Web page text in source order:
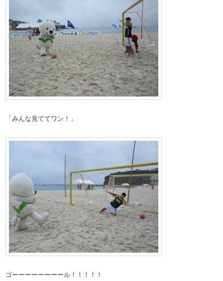
「みんな見ててワン！」
ゴーーーーーーーール！！！！！